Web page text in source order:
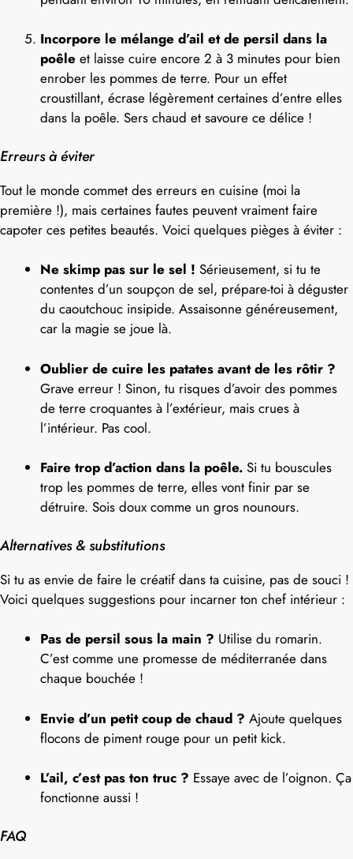
Incorpore le mélange d’ail et de persil dans la
poêle et laisse cuire encore 2 à 3 minutes pour bien
enrober les pommes de terre. Pour un effet
croustillant, écrase légèrement certaines d’entre elles
dans la poêle. Sers chaud et savoure ce délice !
Erreurs à éviter
Tout le monde commet des erreurs en cuisine (moi la
première !), mais certaines fautes peuvent vraiment faire
capoter ces petites beautés. Voici quelques pièges à éviter :
Ne skimp pas sur le sel ! Sérieusement, si tu te
contentes d’un soupçon de sel, prépare-toi à déguster
du caoutchouc insipide. Assaisonne généreusement,
car la magie se joue là.
Oublier de cuire les patates avant de les rôtir ?
Grave erreur ! Sinon, tu risques d’avoir des pommes
de terre croquantes à l’extérieur, mais crues à
l’intérieur. Pas cool.
Faire trop d’action dans la poêle. Si tu bouscules
trop les pommes de terre, elles vont finir par se
détruire. Sois doux comme un gros nounours.
Alternatives & substitutions
Si tu as envie de faire le créatif dans ta cuisine, pas de souci !
Voici quelques suggestions pour incarner ton chef intérieur :
Pas de persil sous la main ? Utilise du romarin.
C’est comme une promesse de méditerranée dans
chaque bouchée !
Envie d’un petit coup de chaud ? Ajoute quelques
flocons de piment rouge pour un petit kick.
L’ail, c’est pas ton truc ? Essaye avec de l’oignon. Ça
fonctionne aussi !
FAQ